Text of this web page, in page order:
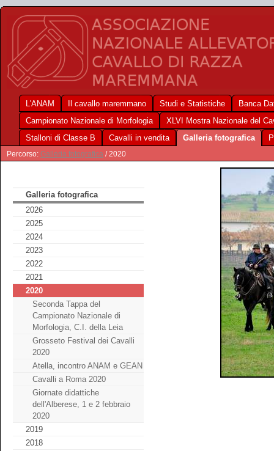
L'ANAM Il cavallo maremmano Studi e Statistiche
Banca
Campionato Nazionale di Morfologia
XLVI Mostra Nazionale del
Stalloni di Classe B
Cavalli in vendita Galleria fotografica
Percorso: Galleria fotografica / 2020
Galleria fotografica
2026
2025
2024
2023
2022
2021
2020
Seconda Tappa del
Campionato Nazionale di
Morfologia, C.I. della Leia
Grosseto Festival dei Cavalli
2020
Atella, incontro ANAM e GEAN
Cavalli a Roma 2020
Giornate didattiche
dell'Alberese, 1 e 2 febbraio
2020
2019
2018